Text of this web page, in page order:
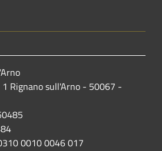
1 Rignano sull'Arno - 50067 -
0010 0046 017